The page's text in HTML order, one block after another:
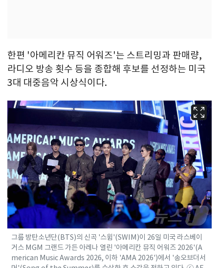
한편 '아메리칸 뮤직 어워즈'는 스트리밍과 판매량,
라디오 방송 횟수 등을 종합해 후보를 선정하는 미국
3대 대중음악 시상식이다.
그룹 방탄소년단(BTS)의 신곡 '스윔'(SWIM)이 26일 미국 라스베이
거스 MGM 그랜드 가든 아레나 열린 '아메리칸 뮤직 어워즈 2026'(A
merican Music Awards 2026, 이하 'AMA 2026')에서 '송오브더서